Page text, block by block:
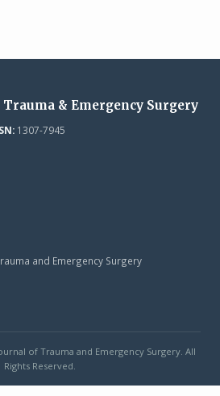
& Emergency Surgery
1307-7945
and Emergency Surgery
of Trauma and Emergency Surgery. All
Rights Reserved.